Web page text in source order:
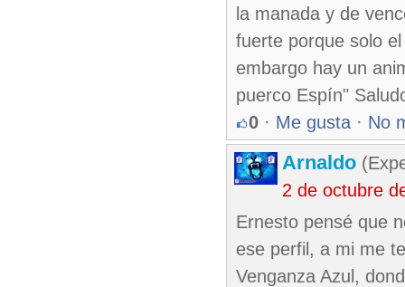
la manada y de
fuerte porque solo
embargo hay un
puerco Espín"
0 · Me gusta · No
Arnaldo
2 de octubre
Ernesto pensé que
ese perfil, a mi me
Venganza Azul,